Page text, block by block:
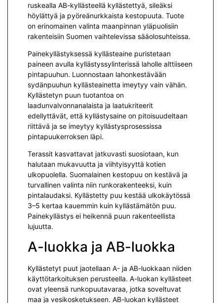
ruskealla AB-kyllästeellä kyllästettyä, sileäksi
höylättyä ja pyöreänurkkaista kestopuuta. Tuote
on erinomainen valinta maanpinnan yläpuolisiin
rakenteisiin Suomen vaihtelevissa sääolosuhteissa.
Painekyllästyksessä kyllästeaine puristetaan
paineen avulla kyllästyssylinterissä laholle alttiiseen
pintapuuhun. Luonnostaan lahonkestävään
sydänpuuhun kyllästeainetta imeytyy vain vähän.
Kyllästetyn puun tuotantoa on
laadunvalvonnanalaista ja laatukriteerit
edellyttävät, että kyllästysaine on pitoisuudeltaan
riittävä ja se imeytyy kyllästysprosessissa
pintapuukerroksen läpi.
Terassit kasvattavat jatkuvasti suosiotaan, kun
halutaan mukavuutta ja viihtyisyyttä kotien
ulkopuolella. Suomalainen kestopuu on kestävä ja
turvallinen valinta niin runkorakenteeksi, kuin
pintalaudaksi. Kyllästetty puu kestää ulkokäytössä
3–5 kertaa kauemmin kuin kyllästämätön puu.
Painekyllästys ei heikennä puun rakenteellista
lujuutta.
A-luokka ja AB-luokka
Kyllästetyt puut jaotellaan A- ja AB-luokkaan niiden
käyttötarkoituksen perusteella. A-luokan kyllästeet
ovat yleensä runkopuutavaraa, jotka soveltuvat
maa ja vesikosketukseen. AB-luokan kyllästeet